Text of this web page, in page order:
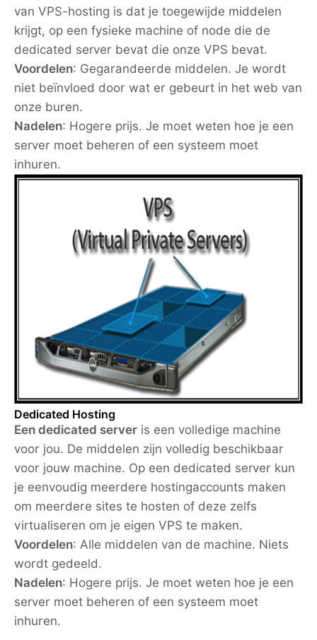
van VPS-hosting is dat je toegewijde middelen
krijgt, op een fysieke machine of node die de
dedicated server bevat die onze VPS bevat.
Voordelen: Gegarandeerde middelen. Je wordt
niet beïnvloed door wat er gebeurt in het web van
onze buren.
Nadelen: Hogere prijs. Je moet weten hoe je een
server moet beheren of een systeem moet
inhuren.
Dedicated Hosting
Een dedicated server is een volledige machine
voor jou. De middelen zijn volledig beschikbaar
voor jouw machine. Op een dedicated server kun
je eenvoudig meerdere hostingaccounts maken
om meerdere sites te hosten of deze zelfs
virtualiseren om je eigen VPS te maken.
Voordelen: Alle middelen van de machine. Niets
wordt gedeeld.
Nadelen: Hogere prijs. Je moet weten hoe je een
server moet beheren of een systeem moet
inhuren.